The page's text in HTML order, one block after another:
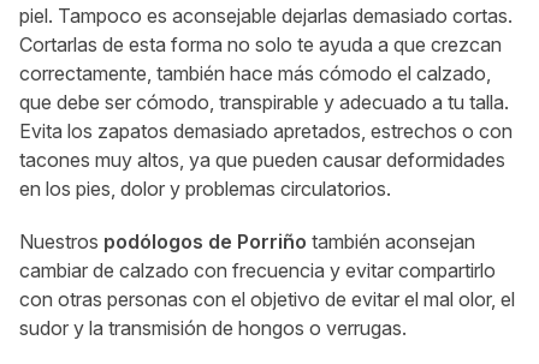
piel. Tampoco es aconsejable dejarlas demasiado cortas.
Cortarlas de esta forma no solo te ayuda a que crezcan
correctamente, también hace más cómodo el calzado,
que debe ser cómodo, transpirable y adecuado a tu talla.
Evita los zapatos demasiado apretados, estrechos o con
tacones muy altos, ya que pueden causar deformidades
en los pies, dolor y problemas circulatorios.
Nuestros podólogos de Porriño también aconsejan
cambiar de calzado con frecuencia y evitar compartirlo
con otras personas con el objetivo de evitar el mal olor, el
sudor y la transmisión de hongos o verrugas.